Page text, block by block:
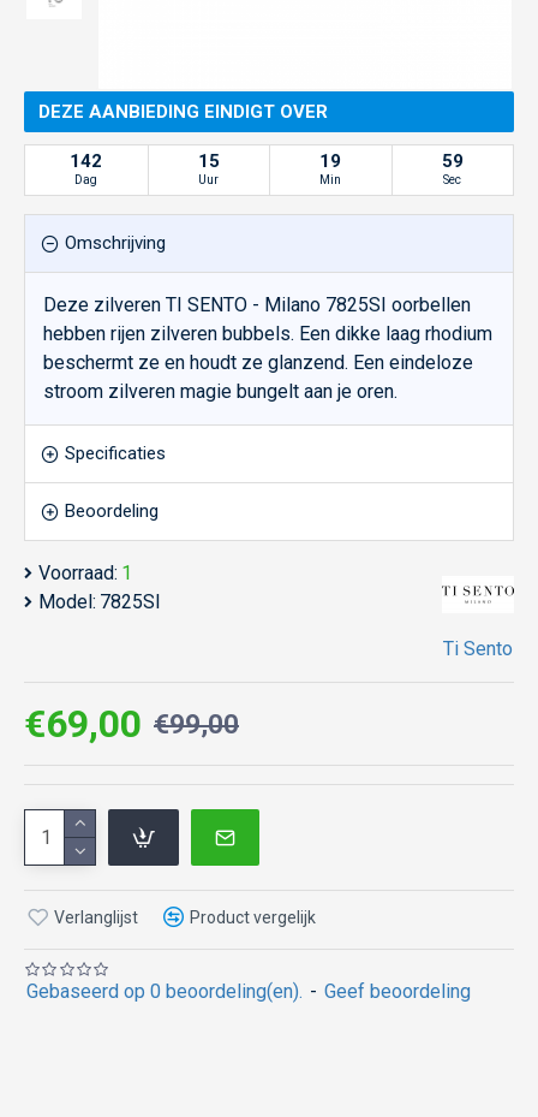
Omschrijving
Deze zilveren TI SENTO - Milano 7825SI oorbellen
hebben rijen zilveren bubbels. Een dikke laag rhodium
beschermt ze en houdt ze glanzend. Een eindeloze
stroom zilveren magie bungelt aan je oren.
Specificaties
Beoordeling
Voorraad: 1
Model: 7825SI
Ti Sento
Gebaseerd op 0 beoordeling(en). - Geef beoordeling
DEZE AANBIEDING EINDIGT OVER
142
Dag
15
Uur
19
Min
59
Sec
€69,00 €99,00
Verlanglijst Product vergelijk